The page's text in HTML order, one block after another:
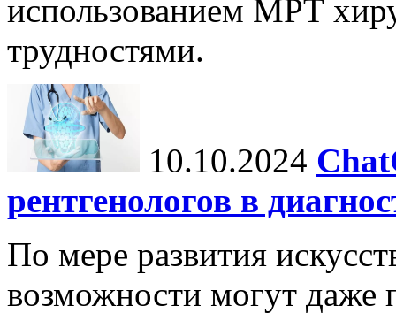
использованием МРТ
трудностями.
10.10.2024
рентгенологов в
По мере развития
возможности могут даже